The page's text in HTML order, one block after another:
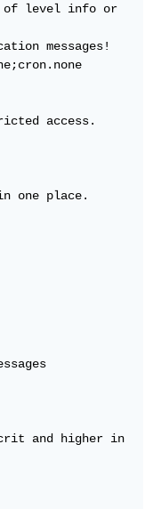
of level info or
messages!
access.
one place.
and higher in